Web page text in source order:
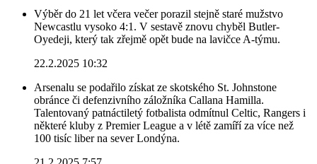
Výběr do 21 let včera večer porazil stejně staré mužstvo
Newcastlu vysoko 4:1. V sestavě znovu chyběl Butler-
Oyedeji, který tak zřejmě opět bude na lavičce A-týmu.
22.2.2025 10:32
Arsenalu se podařilo získat ze skotského St. Johnstone
obránce či defenzivního záložníka Callana Hamilla.
Talentovaný patnáctiletý fotbalista odmítnul Celtic, Rangers i
některé kluby z Premier League a v létě zamíří za více než
100 tisíc liber na sever Londýna.